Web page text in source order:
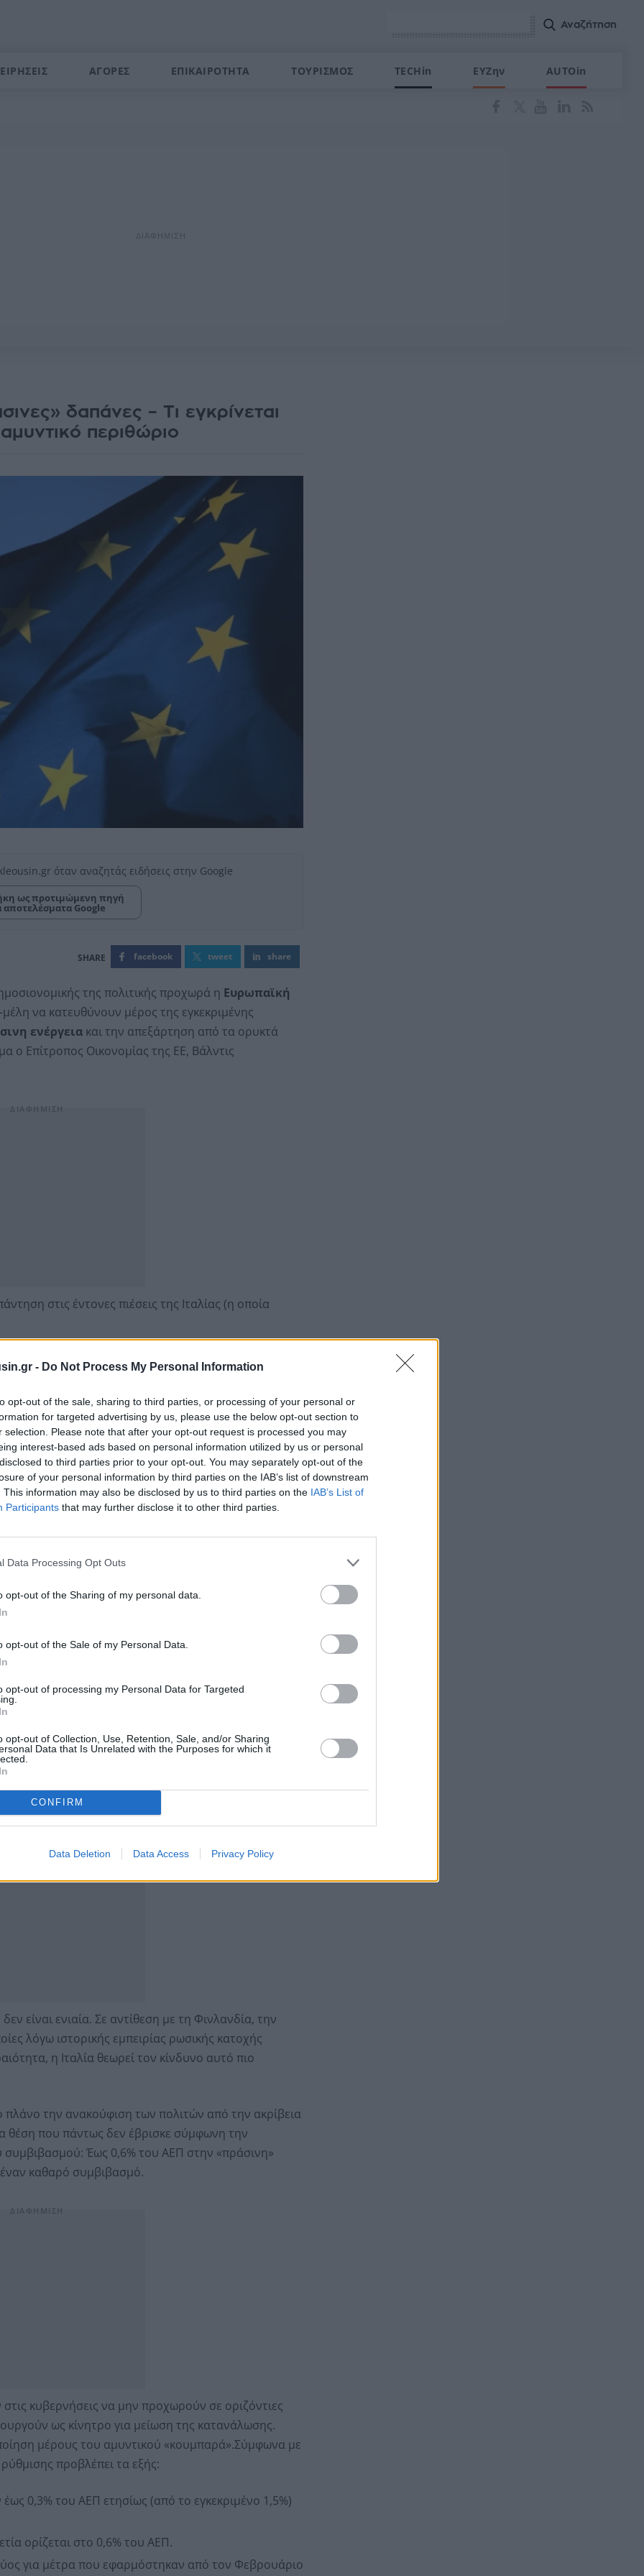
- Do Not Process My Personal Information
opt-out of the sale, sharing to third parties, or processing of your personal or
for targeted advertising by us, please use the below opt-out section to
selection. Please note that after your opt-out request is processed you may
interest-based ads based on personal information utilized by us or personal
to third parties prior to your opt-out. You may separately opt-out of the
of your personal information by third parties on the IAB’s list of downstream
This information may also be disclosed by us to third parties on the IAB’s List of
Participants that may further disclose it to other third parties.
Data Processing Opt Outs
opt-out of the Sharing of my personal data.
opt-out of the Sale of my Personal Data.
opt-out of processing my Personal Data for Targeted
opt-out of Collection, Use, Retention, Sale, and/or Sharing
Data that Is Unrelated with the Purposes for which it
CONFIRM
Data Deletion Data Access Privacy Policy
ΑΓΟΡΕΣ ΕΠΙΚΑΙΡΟΤΗΤΑ ΤΟΥΡΙΣΜΟΣ TECHin ΕΥΖην AUTOin
δαπάνες – Τι εγκρίνεται
περιθώριο
όταν αναζητάς ειδήσεις στην Google
ως προτιμώμενη πηγή
αποτελέσματα Google
facebook tweet share
της πολιτικής προχωρά η Ευρωπαϊκή
να κατευθύνουν μέρος της εγκεκριμένης
ενέργειακαι την απεξάρτηση από τα ορυκτά
ο Επίτροπος Οικονομίας της ΕΕ, Βάλντις
στις έντονες πιέσεις της Ιταλίας (η οποία
κανόνων του Συμφώνου Σταθερότητας —το οποίο
το 3% του ΑΕΠ— προκειμένου να στηριχθούν τα
αναταράξεις και τον πόλεμο ΗΠΑ-Ισραήλ με το
και φυσικού αερίου από τα Στενά του Ορμούζ,
ότι τον Μάρτιο του 2025, υπό τη σκιά της
απειλής από τη Μόσχα, η Κομισιόν είχε
τους δαπάνες έως και κατά 1,5% του
ενεργοποίησης διαδικασιών δημοσιονομικής
είναι ενιαία. Σε αντίθεση με τη Φινλανδία, την
λόγω ιστορικής εμπειρίας ρωσικής κατοχής
η Ιταλία θεωρεί τον κίνδυνο αυτό πιο
την ανακούφιση των πολιτών από την ακρίβεια
θέση που πάντως δεν έβρισκε σύμφωνη την
Έως 0,6% του ΑΕΠ στην «πράσινη»
καθαρό συμβιβασμό.
κυβερνήσεις να μην προχωρούν σε οριζόντιες
ως κίνητρο για μείωση της κατανάλωσης.
μέρους του αμυντικού «κουμπαρά».Σύμφωνα με
προβλέπει τα εξής:
0,3% του ΑΕΠ ετησίως (από το εγκεκριμένο 1,5%)
ορίζεται στο 0,6% του ΑΕΠ.
για μέτρα που εφαρμόστηκαν από τον Φεβρουάριο